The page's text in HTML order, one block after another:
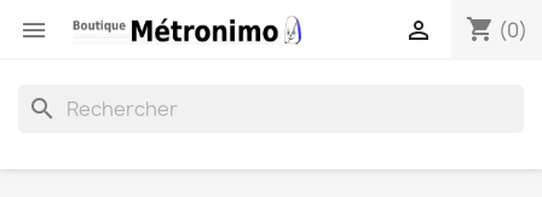
 shopping_cart (0)

search